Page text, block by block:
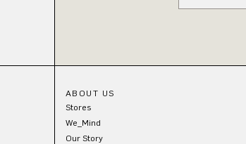
ABOUT US
Stores
We_Mind
Our Story